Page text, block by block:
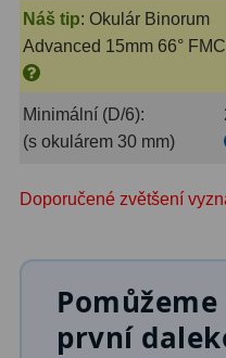
Guiding kamery14
T-kroužky16
Adaptéry T239
Adaptéry M4833
Filtry IR-Block 10
Náš tip: Okulár Binorum
Advanced 15mm 66°
Minimální (D/6):
(s okulárem 30 mm)
Doporučené zvětšení
první